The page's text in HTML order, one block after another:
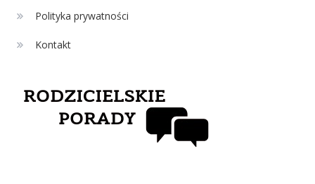
strzelców Primera División
Polityka prywatności
Kontakt